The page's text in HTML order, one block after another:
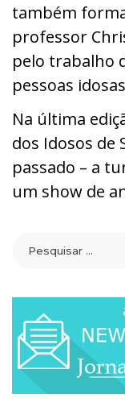
também
professor
pelo trabalho
pessoas
Na última
dos Idosos de
passado – a
um show de